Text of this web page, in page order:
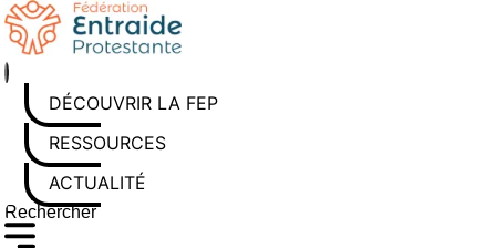
Aller
au
contenu
DÉCOUVRIR LA FEP
RESSOURCES
ACTUALITÉS
Rechercher sur le site
Saisissez au moins 3 caractères pour lancer la recherche